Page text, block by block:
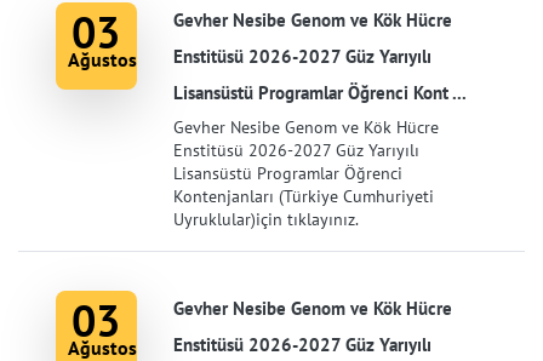
03
Ağustos
Gevher Nesibe Genom ve Kök Hücre
Enstitüsü 2026-2027 Güz Yarıyılı
Lisansüstü Programlar Öğrenci Kont ...
Gevher Nesibe Genom ve Kök Hücre
Enstitüsü 2026-2027 Güz Yarıyılı
Lisansüstü Programlar Öğrenci
Kontenjanları (Türkiye Cumhuriyeti
Uyruklular)için tıklayınız.
03
Ağustos
Gevher Nesibe Genom ve Kök Hücre
Enstitüsü 2026-2027 Güz Yarıyılı